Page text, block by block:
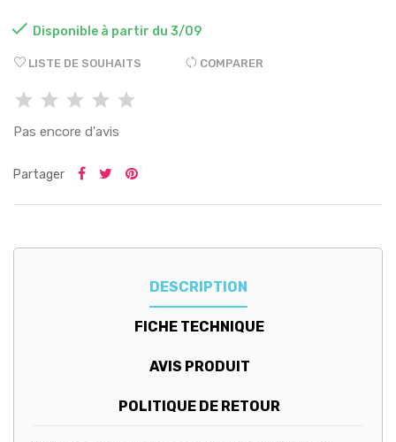
 Disponible à partir du 3/09
LISTE DE SOUHAITS COMPARER
Pas encore d'avis
Partager
DESCRIPTION
FICHE TECHNIQUE
AVIS PRODUIT
POLITIQUE DE RETOUR